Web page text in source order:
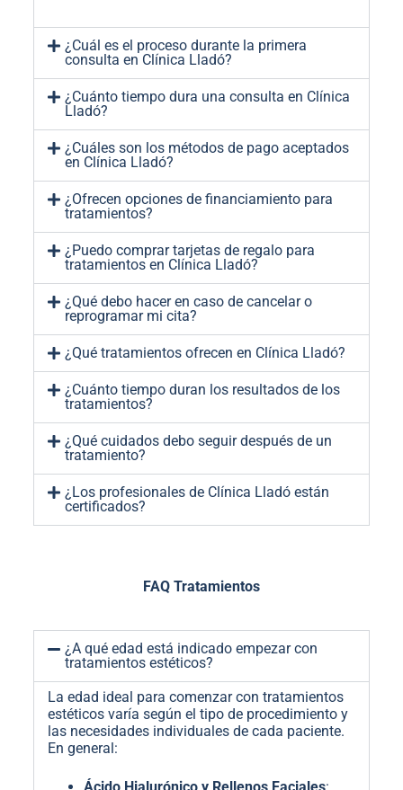
¿Cuál es el proceso durante la primera
consulta en Clínica Lladó?
¿Cuánto tiempo dura una consulta en Clínica
Lladó?
¿Cuáles son los métodos de pago aceptados
en Clínica Lladó?
¿Ofrecen opciones de financiamiento para
tratamientos?
¿Puedo comprar tarjetas de regalo para
tratamientos en Clínica Lladó?
¿Qué debo hacer en caso de cancelar o
reprogramar mi cita?
¿Qué tratamientos ofrecen en Clínica Lladó?
¿Cuánto tiempo duran los resultados de los
tratamientos?
¿Qué cuidados debo seguir después de un
tratamiento?
¿Los profesionales de Clínica Lladó están
certificados?
FAQ Tratamientos
¿A qué edad está indicado empezar con
tratamientos estéticos?
La edad ideal para comenzar con tratamientos
estéticos varía según el tipo de procedimiento y
las necesidades individuales de cada paciente.
En general:
Ácido Hialurónico y Rellenos Faciales: